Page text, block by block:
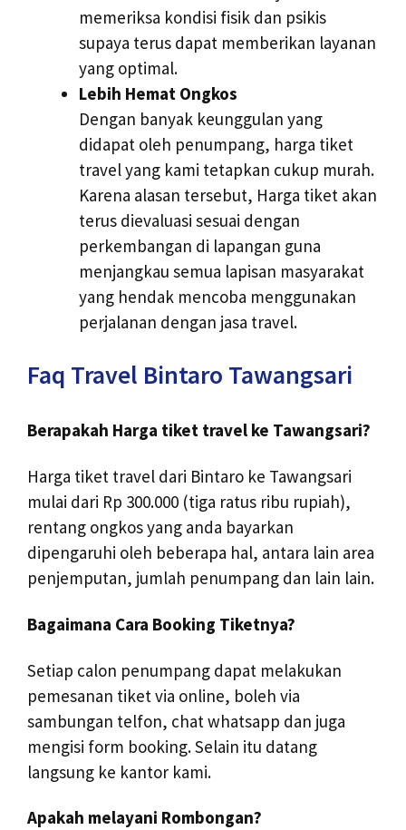
memeriksa kondisi fisik dan psikis
supaya terus dapat memberikan layanan
yang optimal.
Lebih Hemat Ongkos
Dengan banyak keunggulan yang
didapat oleh penumpang, harga tiket
travel yang kami tetapkan cukup murah.
Karena alasan tersebut, Harga tiket akan
terus dievaluasi sesuai dengan
perkembangan di lapangan guna
menjangkau semua lapisan masyarakat
yang hendak mencoba menggunakan
perjalanan dengan jasa travel.
Faq Travel Bintaro Tawangsari
Berapakah Harga tiket travel ke Tawangsari?
Harga tiket travel dari Bintaro ke Tawangsari
mulai dari Rp 300.000 (tiga ratus ribu rupiah),
rentang ongkos yang anda bayarkan
dipengaruhi oleh beberapa hal, antara lain area
penjemputan, jumlah penumpang dan lain lain.
Bagaimana Cara Booking Tiketnya?
Setiap calon penumpang dapat melakukan
pemesanan tiket via online, boleh via
sambungan telfon, chat whatsapp dan juga
mengisi form booking. Selain itu datang
langsung ke kantor kami.
Apakah melayani Rombongan?